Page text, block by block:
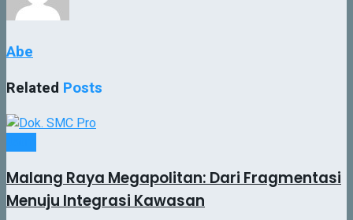
Abe
Related Posts
Malang Raya Megapolitan: Dari Fragmentasi
Menuju Integrasi Kawasan